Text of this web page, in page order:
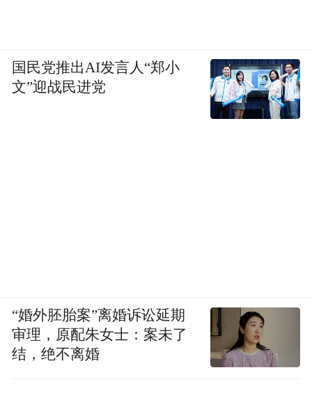
国民党推出AI发言人“郑小
文”迎战民进党
“婚外胚胎案”离婚诉讼延期
审理，原配朱女士：案未了
结，绝不离婚